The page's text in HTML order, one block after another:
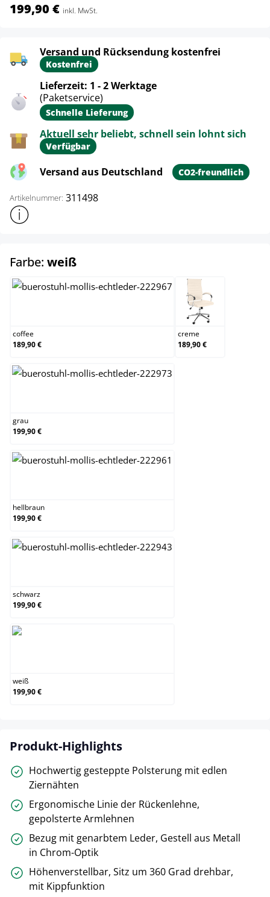
199,90 € inkl. MwSt.
Versand und Rücksendung kostenfrei
Kostenfrei
Lieferzeit: 1 - 2 Werktage
(Paketservice)
Schnelle Lieferung
Aktuell sehr beliebt, schnell sein lohnt sich
Verfügbar
Versand aus Deutschland CO2-freundlich
Artikelnummer: 311498
Weitere Produktinformationen anzeigen
Farbe: weißauswählen
coffee
189,90 €
creme
creme
189,90 €
grau
199,90 €
hellbraun
199,90 €
schwarz
199,90 €
weiß
199,90 €
Produkt-Highlights
Hochwertig gesteppte Polsterung mit edlen
Ziernähten
Ergonomische Linie der Rückenlehne,
gepolsterte Armlehnen
Bezug mit genarbtem Leder, Gestell aus Metall
in Chrom-Optik
Höhenverstellbar, Sitz um 360 Grad drehbar,
mit Kippfunktion